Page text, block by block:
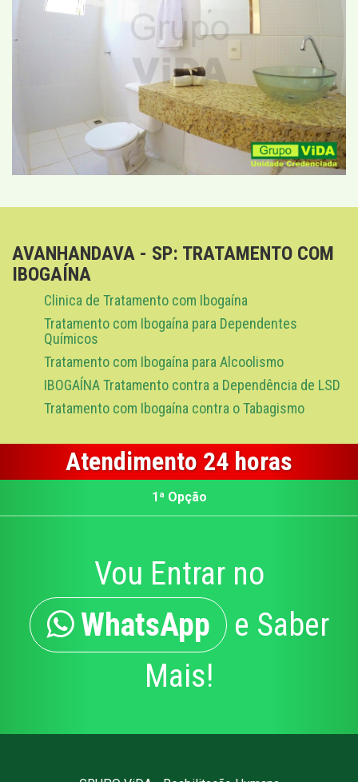
AVANHANDAVA - SP: TRATAMENTO COM
IBOGAÍNA
Clinica de Tratamento com Ibogaína
Tratamento com Ibogaína para Dependentes
Químicos
Tratamento com Ibogaína para Alcoolismo
IBOGAÍNA Tratamento contra a Dependência de LSD
Tratamento com Ibogaína contra o Tabagismo
Atendimento 24 horas
1ª Opção
Vou Entrar no
WhatsApp e Saber
Mais!